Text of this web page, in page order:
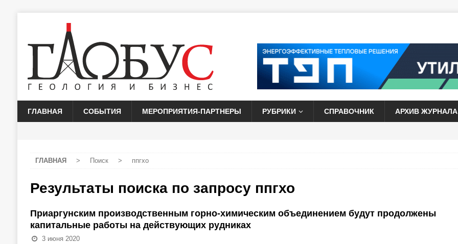
ГЛАВНАЯ СОБЫТИЯ МЕРОПРИЯТИЯ-ПАРТНЕРЫ РУБРИКИ СПРАВОЧНИК АРХИВ ЖУРНАЛА
ГЛАВНАЯ > Поиск > ппгхо
Результаты поиска по запросу ппгхо
Приаргунским производственным горно-химическим объединением будут продолжены
капитальные работы на действующих рудниках
3 июня 2020